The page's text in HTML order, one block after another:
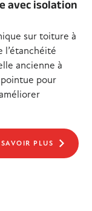
avec isolation
sur toiture à
l’étanchéité
ancienne à
pour
PLUS